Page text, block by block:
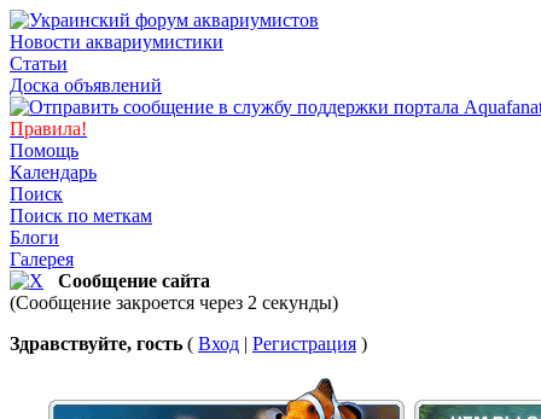
Новости аквариумистики
Статьи
Доска объявлений
Правила!
Помощь
Календарь
Поиск
Поиск по меткам
Блоги
Галерея
Сообщение сайта
(Сообщение закроется через 2 секунды)
Здравствуйте, гость ( Вход | Регистрация )